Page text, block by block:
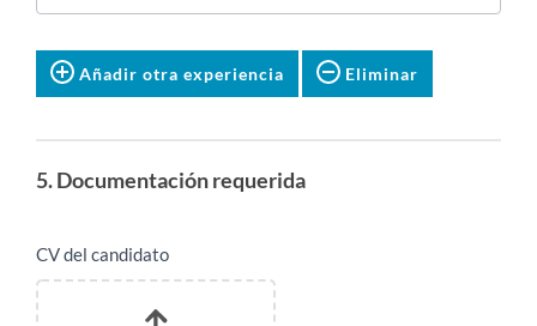
Añadir otra experiencia Eliminar
5. Documentación requerida
CV del candidato